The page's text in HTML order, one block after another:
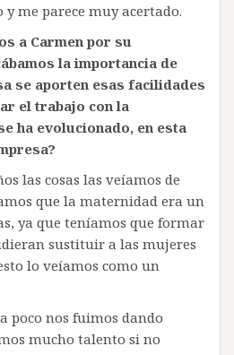
me parece muy acertado.
a Carmen por su
la importancia de
se aporten esas facilidades
el trabajo con la
ha evolucionado, en esta
las cosas las veíamos de
que la maternidad era un
ya que teníamos que formar
sustituir a las mujeres
lo veíamos como un
poco nos fuimos dando
mucho talento si no